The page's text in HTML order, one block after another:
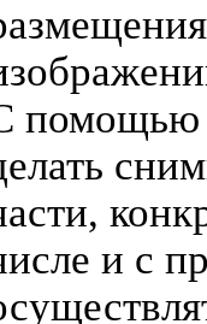
помощью
и с